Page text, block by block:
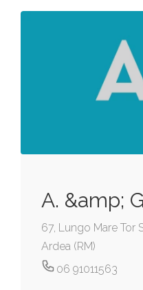
A. &amp;
67, Lungo Mare Tor
Ardea (RM)
06 91011563